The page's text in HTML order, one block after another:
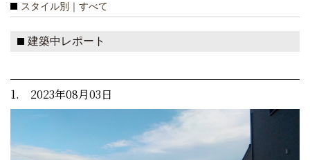
スタイル別｜すべて
建築中レポート
1. 2023年08月03日